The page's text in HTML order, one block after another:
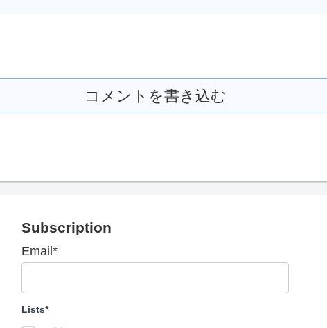
コメントを書き込む
Subscription
Email*
Lists*